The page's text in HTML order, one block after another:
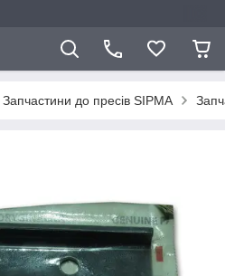
Запчастини до пресів SIPMA